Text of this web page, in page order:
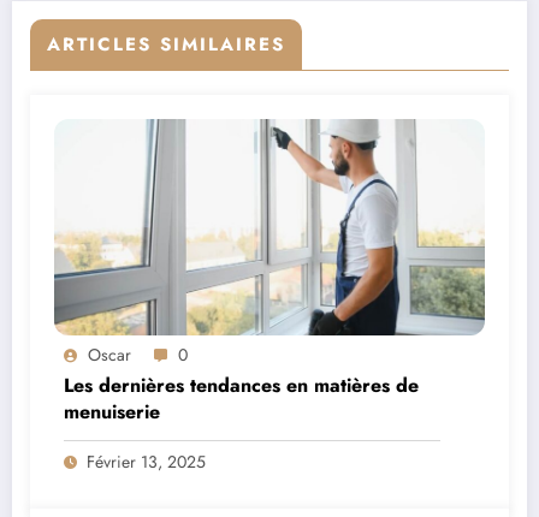
ARTICLES SIMILAIRES
Oscar 0
Les dernières tendances en matières de
menuiserie
Février 13, 2025